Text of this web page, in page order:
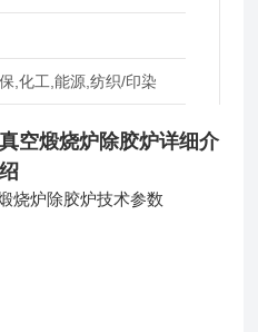
,化工,能源,纺织/印染
空煅烧炉除胶炉详细介
绍
烧炉除胶炉技术参数